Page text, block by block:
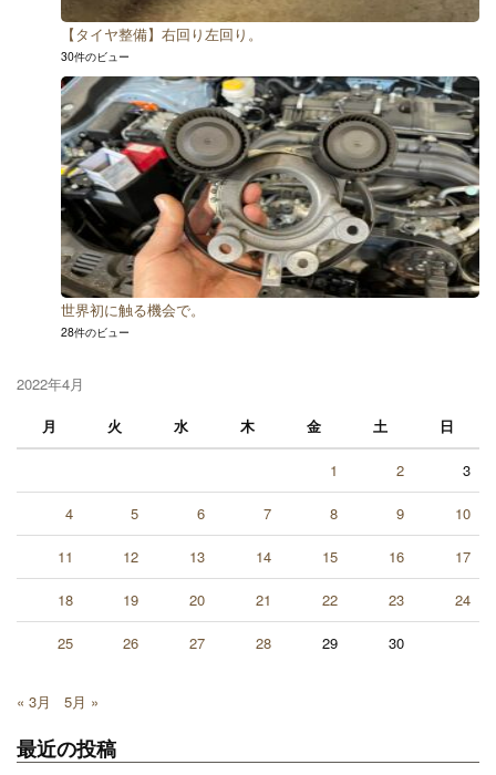
【タイヤ整備】右回り左回り。
30件のビュー
世界初に触る機会で。
28件のビュー
2022年4月
月
火 水 木 金 土 日
1 2 3
4 5 6 7 8 9 10
11 12 13 14 15 16 17
18 19 20 21 22 23 24
25 26 27 28 29 30
« 3月 5月 »
最近の投稿